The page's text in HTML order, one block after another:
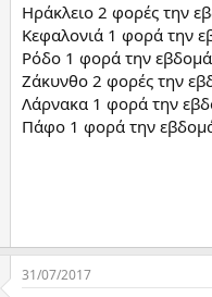
Ηράκλειο 2 φορές την
Κεφαλονιά 1 φορά την
Ρόδο 1 φορά την
Ζάκυνθο 2 φορές την
Λάρνακα 1 φορά την
Πάφο 1 φορά την
31/07/2017